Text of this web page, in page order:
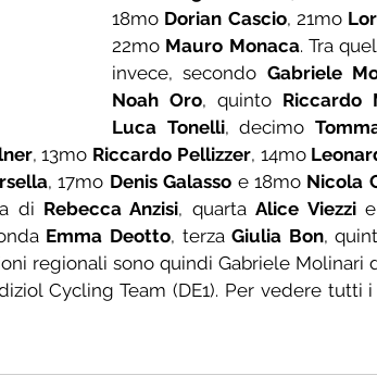
18mo Dorian Cascio, 21mo
22mo Mauro Monaca. Tra
invece, secondo Gabriele
Noah Oro, quinto Riccardo
Luca Tonelli, decimo
, 13mo Riccardo Pellizzer, 14mo
, 17mo Denis Galasso e 18mo Nicola
di Rebecca Anzisi, quarta Alice Viezzi e
Emma Deotto, terza Giulia Bon,
regionali sono quindi Gabriele Molinari
Cycling Team (DE1). Per vedere tutti